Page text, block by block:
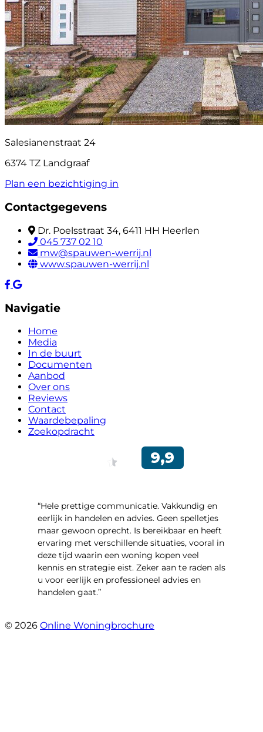
Salesianenstraat 24
6374 TZ Landgraaf
Plan een bezichtiging in
Contactgegevens
Dr. Poelsstraat 34, 6411 HH Heerlen
045 737 02 10
mw@spauwen-werrij.nl
www.spauwen-werrij.nl
Navigatie
Home
Media
In de buurt
Documenten
Aanbod
Over ons
Reviews
Contact
Waardebepaling
Zoekopdracht
“Hele prettige communicatie. Vakkundig en
eerlijk in handelen en advies. Geen spelletjes
maar gewoon oprecht. Is bereikbaar en heeft
ervaring met verschillende situaties, vooral in
deze tijd waarin een woning kopen veel
kennis en strategie eist. Zeker aan te raden als
u voor eerlijk en professioneel advies en
handelen gaat.”
© 2026 Online Woningbrochure